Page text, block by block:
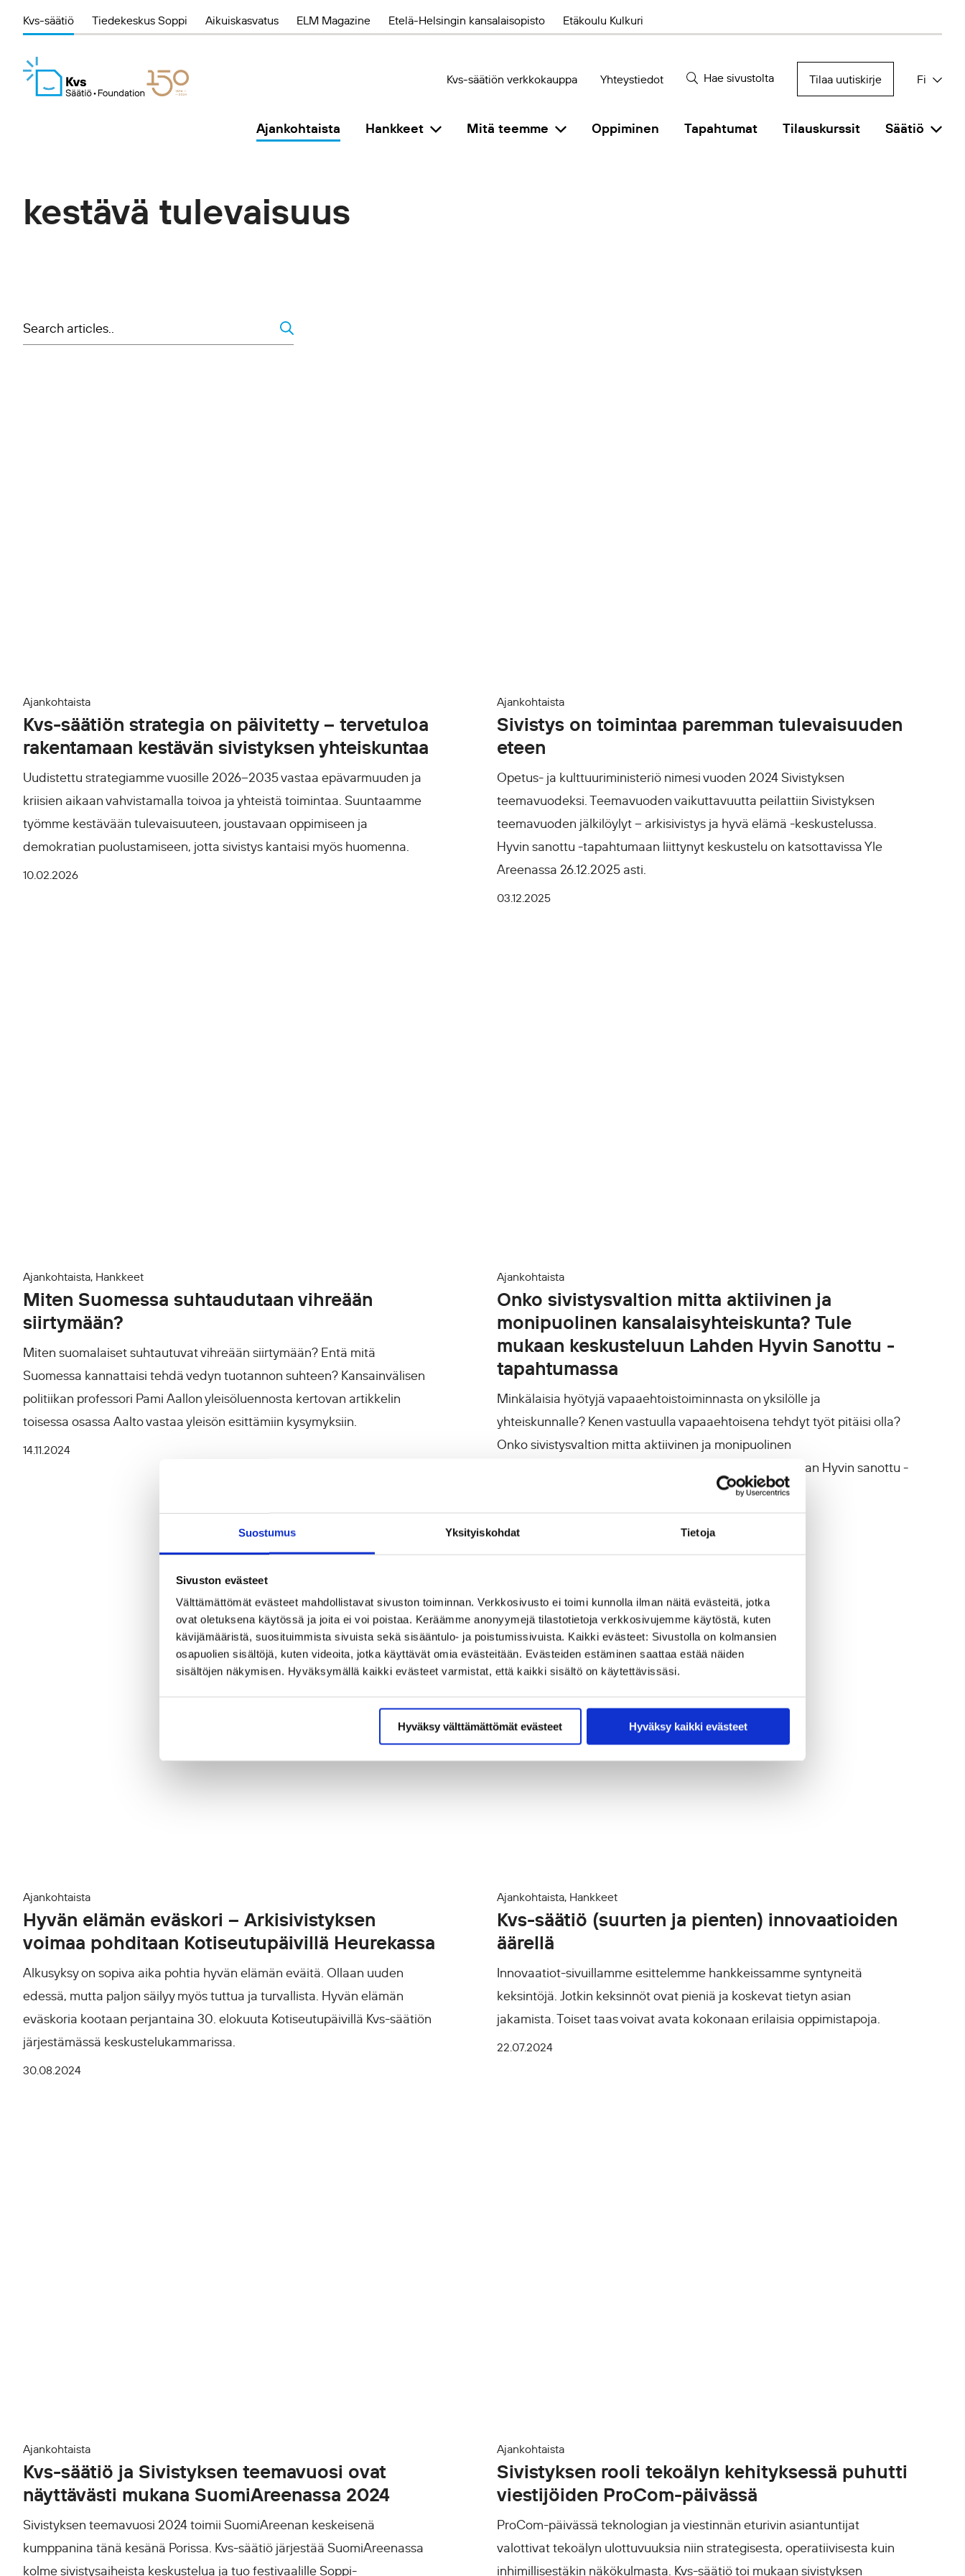
Suostumus Yksityiskohdat Tietoja
Sivuston evästeet
Välttämättömät evästeet mahdollistavat sivuston toiminnan. Verkkosivusto ei toimi kunnolla ilman näitä evästeitä, jotka
ovat oletuksena käytössä ja joita ei voi poistaa. Keräämme anonyymejä tilastotietoja verkkosivujemme käytöstä, kuten
kävijämääristä, suosituimmista sivuista sekä sisääntulo- ja poistumissivuista. Kaikki evästeet: Sivustolla on kolmansien
osapuolien sisältöjä, kuten videoita, jotka käyttävät omia evästeitään. Evästeiden estäminen saattaa estää näiden
sisältöjen näkymisen. Hyväksymällä kaikki evästeet varmistat, että kaikki sisältö on käytettävissäsi.
Hyväksy välttämättömät evästeet Hyväksy kaikki evästeet
Kvs-säätiö Tiedekeskus Soppi Aikuiskasvatus ELM Magazine Etelä-Helsingin kansalaisopisto Etäkoulu Kulkuri
Kvs-säätiön verkkokauppa Yhteystiedot Hae sivustolta Tilaa uutiskirje Fi
Ajankohtaista Hankkeet Mitä teemme Oppiminen Tapahtumat Tilauskurssit Säätiö
kestävä tulevaisuus
Ajankohtaista
Kvs-säätiön strategia on päivitetty – tervetuloa
rakentamaan kestävän sivistyksen yhteiskuntaa
Uudistettu strategiamme vuosille 2026–2035 vastaa epävarmuuden ja
kriisien aikaan vahvistamalla toivoa ja yhteistä toimintaa. Suuntaamme
työmme kestävään tulevaisuuteen, joustavaan oppimiseen ja
demokratian puolustamiseen, jotta sivistys kantaisi myös huomenna.
10.02.2026
Ajankohtaista
Sivistys on toimintaa paremman tulevaisuuden
eteen
Opetus- ja kulttuuriministeriö nimesi vuoden 2024 Sivistyksen
teemavuodeksi. Teemavuoden vaikuttavuutta peilattiin Sivistyksen
teemavuoden jälkilöylyt – arkisivistys ja hyvä elämä -keskustelussa.
Hyvin sanottu -tapahtumaan liittynyt keskustelu on katsottavissa Yle
Areenassa 26.12.2025 asti.
03.12.2025
Ajankohtaista, Hankkeet
Miten Suomessa suhtaudutaan vihreään
siirtymään?
Miten suomalaiset suhtautuvat vihreään siirtymään? Entä mitä
Suomessa kannattaisi tehdä vedyn tuotannon suhteen? Kansainvälisen
politiikan professori Pami Aallon yleisöluennosta kertovan artikkelin
toisessa osassa Aalto vastaa yleisön esittämiin kysymyksiin.
14.11.2024
Ajankohtaista
Onko sivistysvaltion mitta aktiivinen ja
monipuolinen kansalaisyhteiskunta? Tule
mukaan keskusteluun Lahden Hyvin Sanottu -
tapahtumassa
Minkälaisia hyötyjä vapaaehtoistoiminnasta on yksilölle ja
yhteiskunnalle? Kenen vastuulla vapaaehtoisena tehdyt työt pitäisi olla?
Onko sivistysvaltion mitta aktiivinen ja monipuolinen
kansalaisyhteiskunta? Näistä kysymyksistä keskustellaan Hyvin sanottu -
Ajankohtaista
Hyvän elämän eväskori – Arkisivistyksen
voimaa pohditaan Kotiseutupäivillä Heurekassa
Alkusyksy on sopiva aika pohtia hyvän elämän eväitä. Ollaan uuden
edessä, mutta paljon säilyy myös tuttua ja turvallista. Hyvän elämän
eväskoria kootaan perjantaina 30. elokuuta Kotiseutupäivillä Kvs-säätiön
järjestämässä keskustelukammarissa.
30.08.2024
Ajankohtaista, Hankkeet
Kvs-säätiö (suurten ja pienten) innovaatioiden
äärellä
Innovaatiot-sivuillamme esittelemme hankkeissamme syntyneitä
keksintöjä. Jotkin keksinnöt ovat pieniä ja koskevat tietyn asian
jakamista. Toiset taas voivat avata kokonaan erilaisia oppimistapoja.
22.07.2024
Ajankohtaista
Kvs-säätiö ja Sivistyksen teemavuosi ovat
näyttävästi mukana SuomiAreenassa 2024
Sivistyksen teemavuosi 2024 toimii SuomiAreenan keskeisenä
kumppanina tänä kesänä Porissa. Kvs-säätiö järjestää SuomiAreenassa
kolme sivistysaiheista keskustelua ja tuo festivaalille Soppi-
Ajankohtaista
Sivistyksen rooli tekoälyn kehityksessä puhutti
viestijöiden ProCom-päivässä
ProCom-päivässä teknologian ja viestinnän eturivin asiantuntijat
valottivat tekoälyn ulottuvuuksia niin strategisesta, operatiivisesta kuin
inhimillisestäkin näkökulmasta. Kvs-säätiö toi mukaan sivistyksen